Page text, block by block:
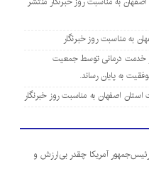
به مناسبت روز خبرنگار
«نبأ» نجف با ارائه نزدیک به ۴۰ هزار خدمت درمانی توسط جمعیت
به پایان رساند.
اصفهان به مناسبت روز خبرنگار
آمریکا چقدر بی‌ارزش و